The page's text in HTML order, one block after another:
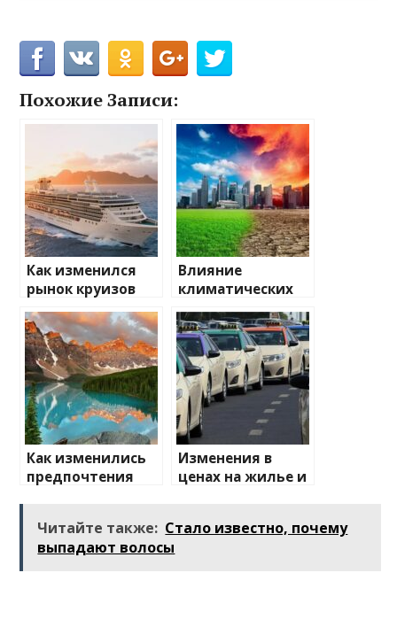
Похожие Записи:
Как изменился
рынок круизов
после пандемии
Влияние
климатических
изменений на
туристические
направления
Как изменились
предпочтения
Изменения в
ценах на жилье и
Читайте также: Стало известно, почему
выпадают волосы